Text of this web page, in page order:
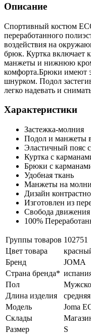
Описание
Спортивный костюм
переработанного
воздействия на
брюк. Куртка включает
манжеты и нижнюю
комфорта.Брюки имеют
шнурком. Подол
легко надевать и
Характеристики
Застежка-молния
Подол и манжеты
Эластичный пояс
Куртка с
Брюки с
Удобная ткань
Манжеты на
Дизайн
Изготовлен из
Свобода движения
100%
Группы товаров 102751
Цвет товара
Бренд
JOMA
Страна бренда*
Пол
Длина изделия
средняя
Модель
Joma
Склады
Размер
S